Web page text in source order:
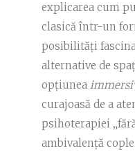
explicarea cum
clasică într-un
posibilități
alternative de
opțiunea
curajoasă de a
psihoterapiei
ambivalență